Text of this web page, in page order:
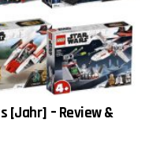
[Jahr] – Review &